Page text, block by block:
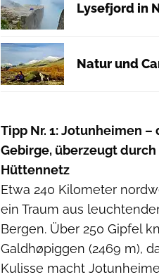
Lysefjord in
Natur und
Tipp Nr. 1: Jotunheimen
Gebirge, überzeugt
Hüttennetz
Etwa 240 Kilometer
ein Traum aus
Bergen. Über 250 Gipfel
Galdhøpiggen (2469 m),
Kulisse macht